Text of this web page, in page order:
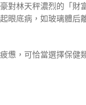
對林天秤濃烈的「財
眼底病，如玻璃體后
憊，可恰當選擇保健